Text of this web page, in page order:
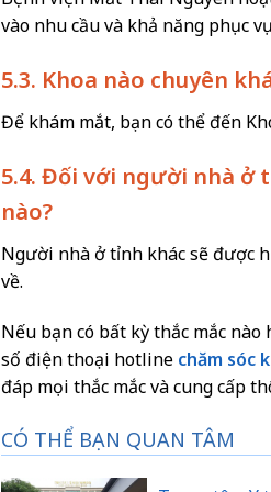
vào nhu cầu và khả năng phục
5.3. Khoa nào chuyên
Để khám mắt, bạn có thể đến
5.4. Đối với người nhà ở
nào?
Người nhà ở tỉnh khác sẽ được
về.
Nếu bạn có bất kỳ thắc mắc
số điện thoại hotline chăm sóc
đáp mọi thắc mắc và cung cấp
CÓ THỂ BẠN QUAN TÂM